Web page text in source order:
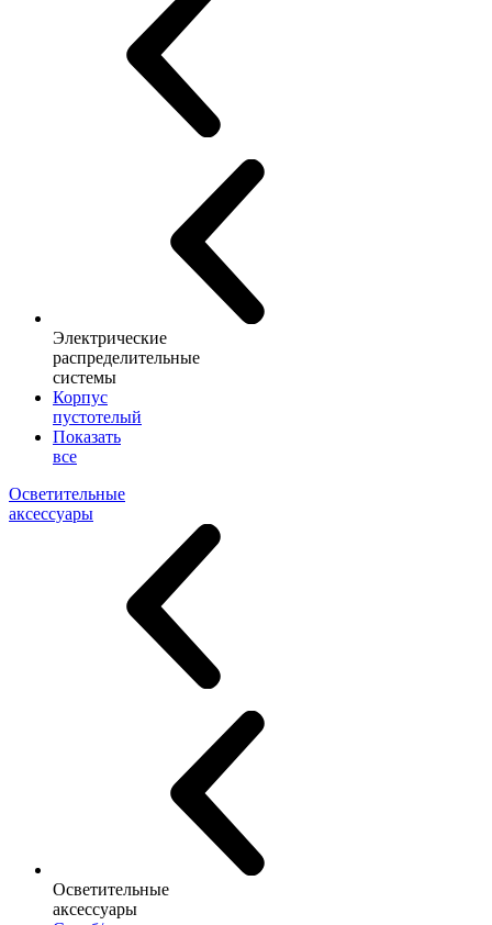
Электрические
распределительные
системы
Корпус
пустотелый
Показать
все
Осветительные
аксессуары
Осветительные
аксессуары